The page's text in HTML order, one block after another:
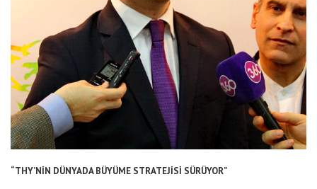
“THY’NİN DÜNYADA BÜYÜME STRATEJİSİ SÜRÜYOR”